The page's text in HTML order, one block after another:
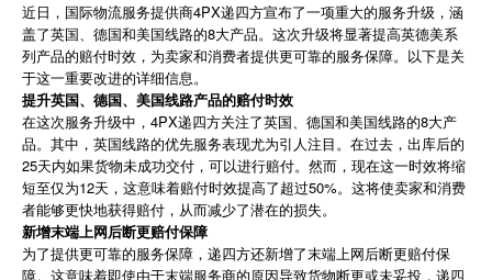
近日，国际物流服务提供商4PX递四方宣布了一项重大的服务升级，涵
盖了英国、德国和美国线路的8大产品。这次升级将显著提高英德美系
列产品的赔付时效，为卖家和消费者提供更可靠的服务保障。以下是关
于这一重要改进的详细信息。
提升英国、德国、美国线路产品的赔付时效
在这次服务升级中，4PX递四方关注了英国、德国和美国线路的8大产
品。其中，英国线路的优先服务表现尤为引人注目。在过去，出库后的
25天内如果货物未成功交付，可以进行赔付。然而，现在这一时效将缩
短至仅为12天，这意味着赔付时效提高了超过50%。这将使卖家和消费
者能够更快地获得赔付，从而减少了潜在的损失。
新增末端上网后断更赔付保障
为了提供更可靠的服务保障，递四方还新增了末端上网后断更赔付保
障。这意味着即使由于末端服务商的原因导致货物断更或未妥投，递四